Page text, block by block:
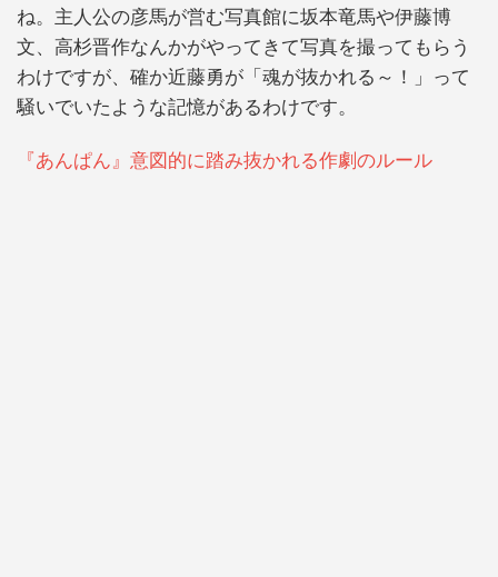
ね。主人公の彦馬が営む写真館に坂本竜馬や伊藤博
文、高杉晋作なんかがやってきて写真を撮ってもらう
わけですが、確か近藤勇が「魂が抜かれる～！」って
騒いでいたような記憶があるわけです。
『あんぱん』意図的に踏み抜かれる作劇のルール